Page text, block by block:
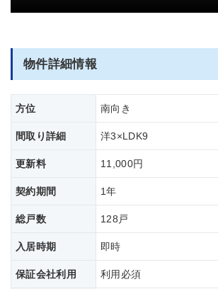
物件詳細情報
方位 南向き
間取り詳細 洋3×LDK9
更新料 11,000円
契約期間 1年
総戸数 128戸
入居時期 即時
保証会社利用 利用必須